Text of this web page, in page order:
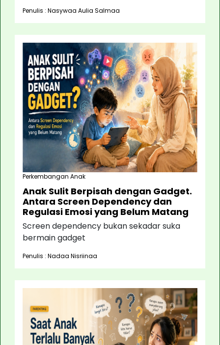
Penulis : Nasywaa Aulia Salmaa
Perkembangan Anak
Anak Sulit Berpisah dengan Gadget.
Antara Screen Dependency dan
Regulasi Emosi yang Belum Matang
Screen dependency bukan sekadar suka
bermain gadget
Penulis : Nadaa Nisriinaa